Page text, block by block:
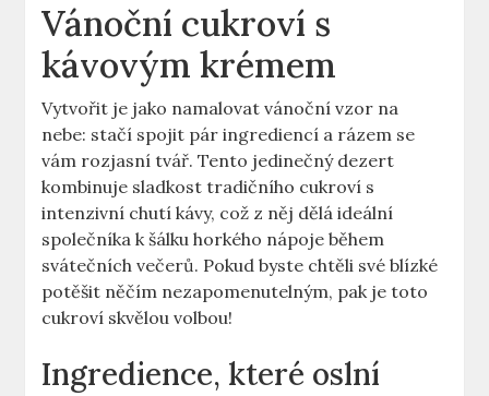
Vánoční cukroví s
kávovým krémem
Vytvořit je jako namalovat vánoční vzor na
nebe: stačí spojit pár ingrediencí a rázem se
vám rozjasní tvář. Tento jedinečný dezert
kombinuje sladkost tradičního cukroví s
intenzivní chutí kávy, což z něj dělá ideální
společníka k šálku horkého nápoje během
svátečních večerů. Pokud byste chtěli své blízké
potěšit něčím nezapomenutelným, pak je toto
cukroví skvělou volbou!
Ingredience, které oslní